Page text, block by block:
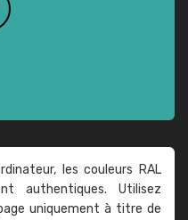
les couleurs RAL
authentiques. Utilisez
uniquement à titre de